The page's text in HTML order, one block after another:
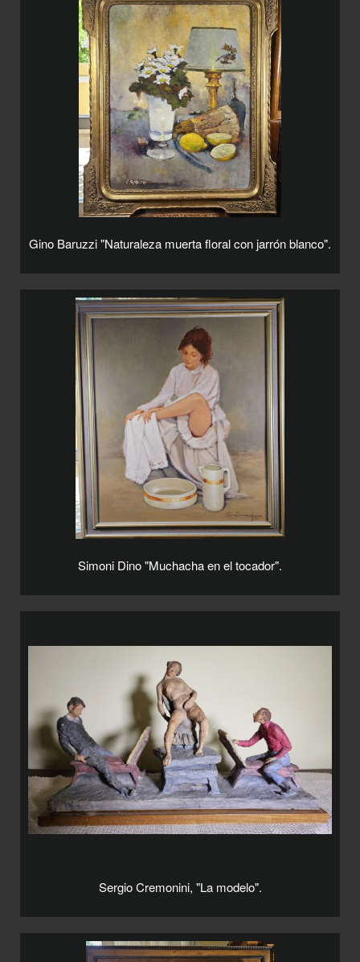
Gino Baruzzi "Naturaleza muerta floral con jarrón blanco".
Simoni Dino "Muchacha en el tocador".
Sergio Cremonini, "La modelo".